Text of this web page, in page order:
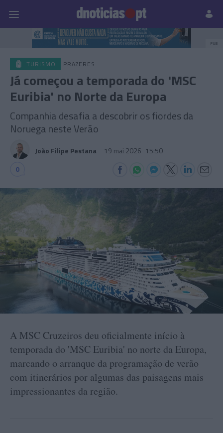
Prazeres Paisagens
PUB
TURISMO PRAZERES
Já começou a temporada do 'MSC
Euribia' no Norte da Europa
Companhia desafia a descobrir os fiordes da
Noruega neste Verão
João Filipe Pestana 19 mai 2026 15:50
0
A MSC Cruzeiros deu oficialmente início à
temporada do 'MSC Euribia' no norte da Europa,
marcando o arranque da programação de verão
com itinerários por algumas das paisagens mais
impressionantes da região.